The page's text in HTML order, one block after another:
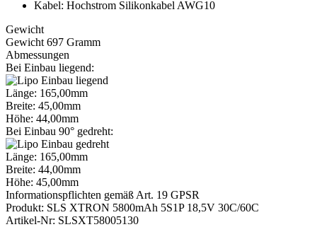
Kabel: Hochstrom Silikonkabel AWG10
Gewicht
Gewicht 697 Gramm
Abmessungen
Bei Einbau liegend:
Länge: 165,00mm
Breite: 45,00mm
Höhe: 44,00mm
Bei Einbau 90° gedreht:
Länge: 165,00mm
Breite: 44,00mm
Höhe: 45,00mm
Informationspflichten gemäß Art. 19 GPSR
Produkt: SLS XTRON 5800mAh 5S1P 18,5V 30C/60C
Artikel-Nr: SLSXT58005130